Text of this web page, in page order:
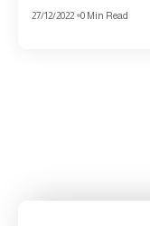
27/12/2022 0 Min Read